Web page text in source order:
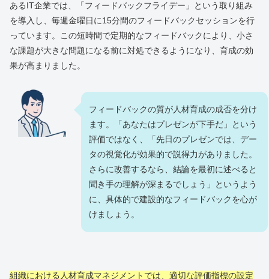
あるIT企業では、「フィードバックフライデー」という取り組み
を導入し、毎週金曜日に15分間のフィードバックセッションを行
っています。この短時間で定期的なフィードバックにより、小さ
な課題が大きな問題になる前に対処できるようになり、育成の効
果が高まりました。
フィードバックの質が人材育成の成否を分け
ます。「あなたはプレゼンが下手だ」という
評価ではなく、「先日のプレゼンでは、デー
タの視覚化が効果的で説得力がありました。
さらに改善するなら、結論を最初に述べると
聞き手の理解が深まるでしょう」というよう
に、具体的で建設的なフィードバックを心が
けましょう。
組織における人材育成マネジメントでは、適切な評価指標の設定